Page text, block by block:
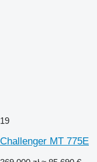
19
Challenger MT 775E